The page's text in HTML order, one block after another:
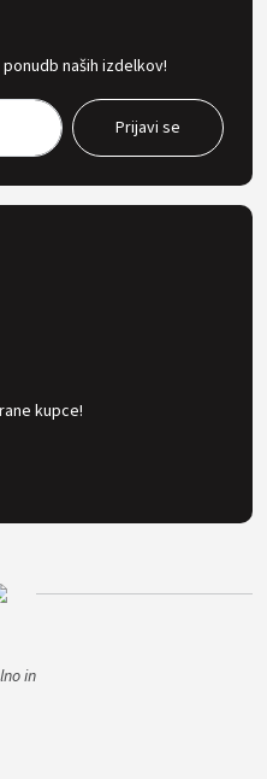
naših izdelkov!
kupce!
in